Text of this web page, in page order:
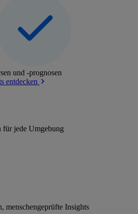
und -prognosen
entdecken
jede Umgebung
menschengeprüfte Insights